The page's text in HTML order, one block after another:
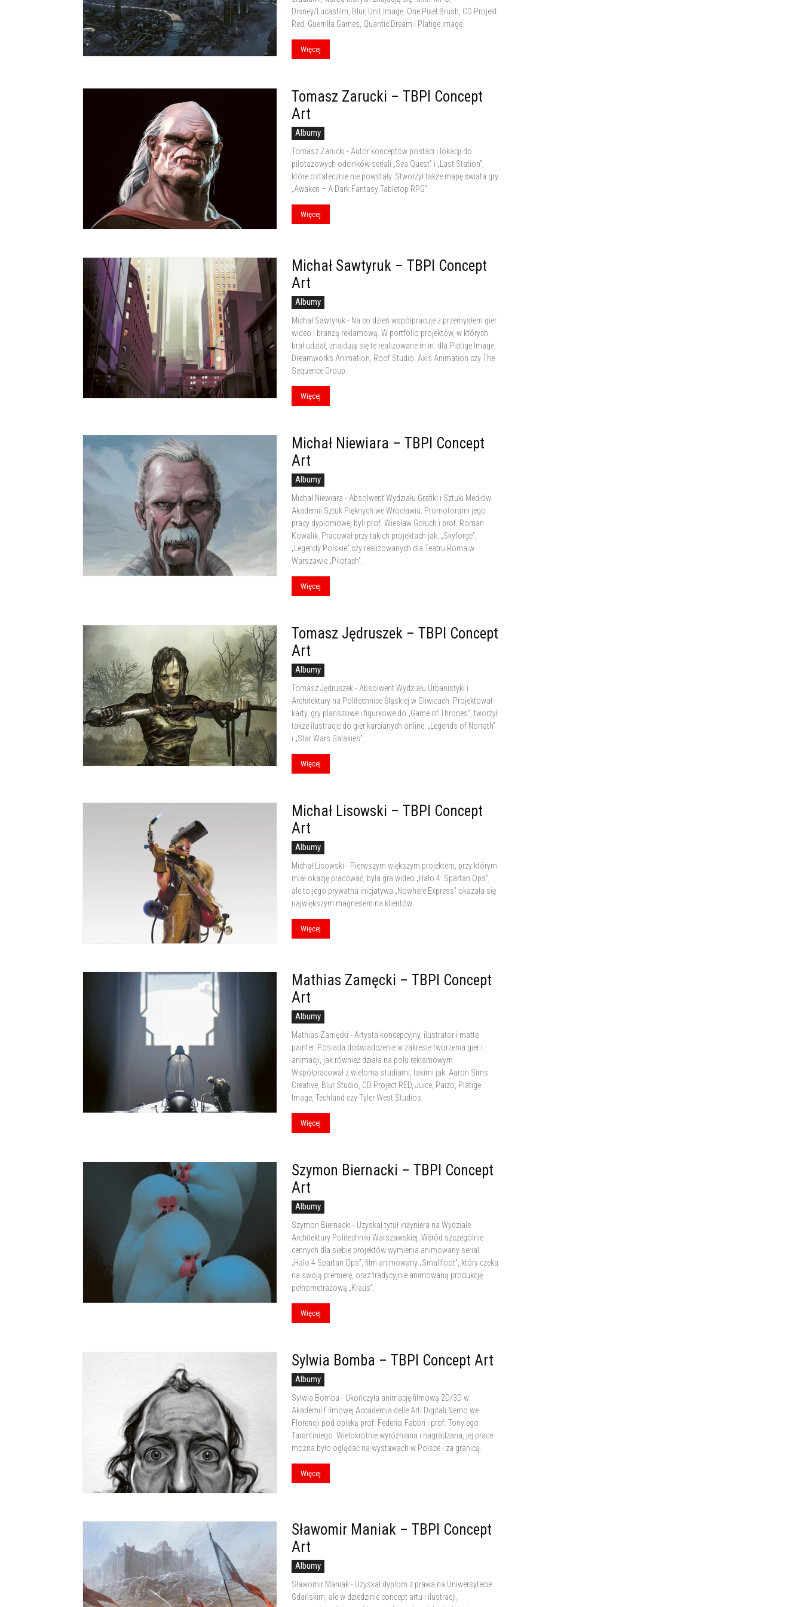
by
Disney/Lucasfilm, Blur, Unit Image, One Pixel Brush, CD Projekt
Red, Guerrilla Games, Quantic Dream i Platige Image.
Więcej
Tomasz Zarucki – TBPI Concept
Art
Albumy
Tomasz Zarucki - Autor konceptów postaci i lokacji do
pilotażowych odcinków seriali „Sea Quest” i „Last Station”,
które ostatecznie nie powstały. Stworzył także mapę świata gry
„Awaken – A Dark Fantasy Tabletop RPG”.
Więcej
Michał Sawtyruk – TBPI Concept
Art
Albumy
Michał Sawtyruk - Na co dzień współpracuje z przemysłem gier
wideo i branżą reklamową. W portfolio projektów, w których
brał udział, znajdują się te realizowane m.in. dla Platige Image,
Dreamworks Animation, Roof Studio, Axis Animation czy The
Sequence Group.
Więcej
Michał Niewiara – TBPI Concept
Art
Albumy
Michał Niewiara - Absolwent Wydziału Grafiki i Sztuki Mediów
Akademii Sztuk Pięknych we Wrocławiu. Promotorami jego
pracy dyplomowej byli prof. Wiesław Gołuch i prof. Roman
Kowalik. Pracował przy takich projektach jak: „Skyforge”,
„Legendy Polskie” czy realizowanych dla Teatru Roma w
Warszawie „Pilotach”.
Więcej
Tomasz Jędruszek – TBPI Concept
Art
Albumy
Tomasz Jędruszek - Absolwent Wydziału Urbanistyki i
Architektury na Politechnice Śląskiej w Gliwicach. Projektował
karty, gry planszowe i figurkowe do „Game of Thrones”, tworzył
także ilustracje do gier karcianych online: „Legends of Norrath”
i „Star Wars Galaxies”.
Więcej
Michał Lisowski – TBPI Concept
Art
Albumy
Michał Lisowski - Pierwszym większym projektem, przy którym
miał okazję pracować, była gra wideo „Halo 4: Spartan Ops”,
ale to jego prywatna inicjatywa „Nowhere Express” okazała się
największym magnesem na klientów.
Więcej
Mathias Zamęcki – TBPI Concept
Art
Albumy
Mathias Zamęcki - Artysta koncepcyjny, ilustrator i matte
painter. Posiada doświadczenie w zakresie tworzenia gier i
animacji, jak również działa na polu reklamowym.
Współpracował z wieloma studiami, takimi jak: Aaron Sims
Creative, Blur Studio, CD Project RED, Juice, Paizo, Platige
Image, Techland czy Tyler West Studios.
Więcej
Szymon Biernacki – TBPI Concept
Art
Albumy
Szymon Biernacki - Uzyskał tytuł inżyniera na Wydziale
Architektury Politechniki Warszawskiej. Wśród szczególnie
cennych dla siebie projektów wymienia animowany serial
„Halo 4 Spartan Ops”, film animowany „Smallfoot”, który czeka
na swoją premierę, oraz tradycyjnie animowaną produkcję
pełnometrażową „Klaus”.
Więcej
Sylwia Bomba – TBPI Concept Art
Albumy
Sylwia Bomba - Ukończyła animację filmową 2D/3D w
Akademii Filmowej Accademia delle Arti Digitali Nemo we
Florencji pod opieką prof. Federici Fabbri i prof. Tony'ego
Tarantiniego. Wielokrotnie wyróżniana i nagradzana, jej prace
można było oglądać na wystawach w Polsce i za granicą.
Więcej
Sławomir Maniak – TBPI Concept
Art
Albumy
Sławomir Maniak - Uzyskał dyplom z prawa na Uniwersytecie
Gdańskim, ale w dziedzinie concept artu i ilustracji,